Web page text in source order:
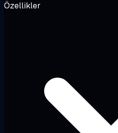
Özellikler